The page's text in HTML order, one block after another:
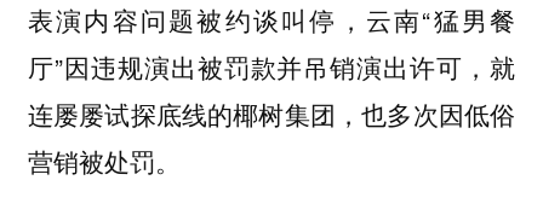
表演内容问题被约谈叫停，云南“猛男餐
厅”因违规演出被罚款并吊销演出许可，就
连屡屡试探底线的椰树集团，也多次因低俗
营销被处罚。